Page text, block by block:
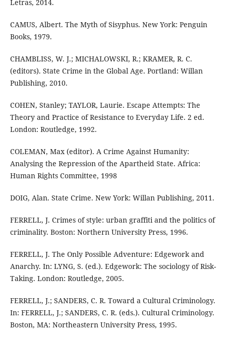
Letras, 2014.
CAMUS, Albert. The Myth of Sisyphus. New York: Penguin
Books, 1979.
CHAMBLISS, W. J.; MICHALOWSKI, R.; KRAMER, R. C.
(editors). State Crime in the Global Age. Portland: Willan
Publishing, 2010.
COHEN, Stanley; TAYLOR, Laurie. Escape Attempts: The
Theory and Practice of Resistance to Everyday Life. 2 ed.
London: Routledge, 1992.
COLEMAN, Max (editor). A Crime Against Humanity:
Analysing the Repression of the Apartheid State. Africa:
Human Rights Committee, 1998
DOIG, Alan. State Crime. New York: Willan Publishing, 2011.
FERRELL, J. Crimes of style: urban graffiti and the politics of
criminality. Boston: Northern University Press, 1996.
FERRELL, J. The Only Possible Adventure: Edgework and
Anarchy. In: LYNG, S. (ed.). Edgework: The sociology of Risk-
Taking. London: Routledge, 2005.
FERRELL, J.; SANDERS, C. R. Toward a Cultural Criminology.
In: FERRELL, J.; SANDERS, C. R. (eds.). Cultural Criminology.
Boston, MA: Northeastern University Press, 1995.